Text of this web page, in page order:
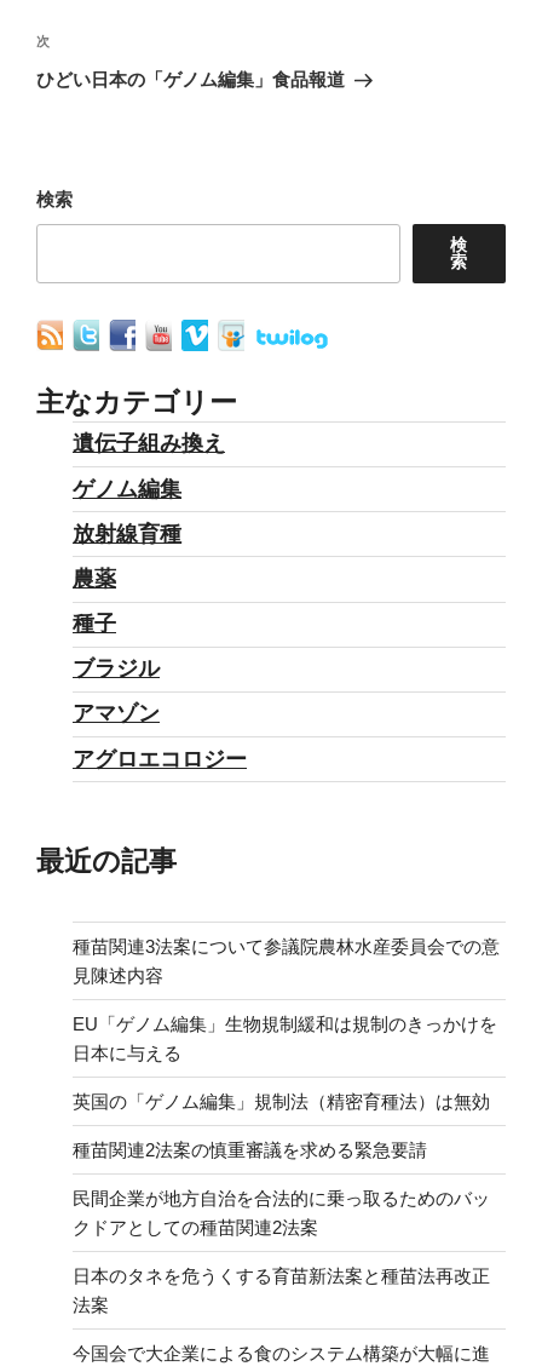
ビ
ゲ
ョ
稿
次
の
次
ひどい日本の「ゲノム編集」食品報道
検索
検
索
主なカテゴリー
遺伝子組み換え
ゲノム編集
放射線育種
農薬
種子
ブラジル
アマゾン
アグロエコロジー
最近の記事
種苗関連3法案について参議院農林水産委員会での意
見陳述内容
EU「ゲノム編集」生物規制緩和は規制のきっかけを
日本に与える
英国の「ゲノム編集」規制法（精密育種法）は無効
種苗関連2法案の慎重審議を求める緊急要請
民間企業が地方自治を合法的に乗っ取るためのバッ
クドアとしての種苗関連2法案
日本のタネを危うくする育苗新法案と種苗法再改正
法案
今国会で大企業による食のシステム構築が大幅に進